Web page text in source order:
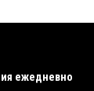
ежедневно